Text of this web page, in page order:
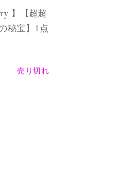
】【超超
秘宝】1点
売り切れ